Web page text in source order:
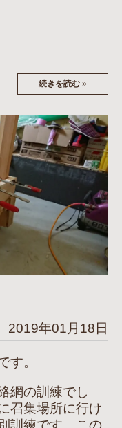
続きを読む »
2019年01月18日
す。
網の訓練でし
召集場所に行け
訓練です。この